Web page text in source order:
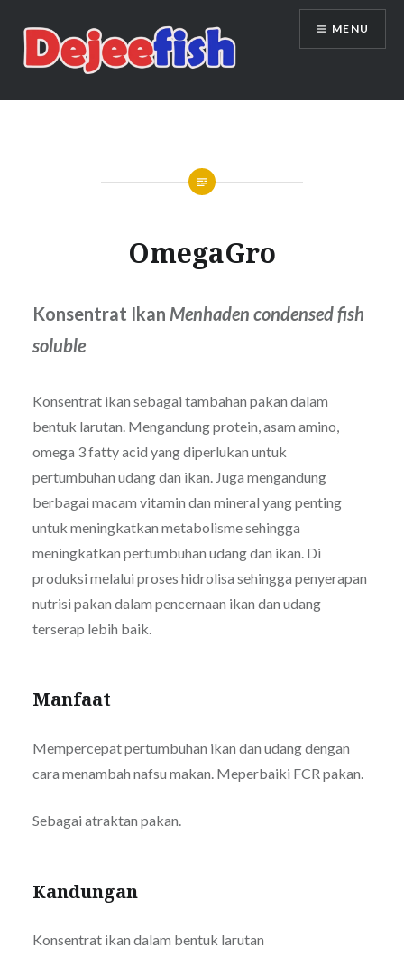
content
DEJEEFISH | PRODUSEN BENIH
MENU
OmegaGro
Konsentrat Ikan Menhaden condensed fish
soluble
Konsentrat ikan sebagai tambahan pakan dalam
bentuk larutan. Mengandung protein, asam amino,
omega 3 fatty acid yang diperlukan untuk
pertumbuhan udang dan ikan. Juga mengandung
berbagai macam vitamin dan mineral yang penting
untuk meningkatkan metabolisme sehingga
meningkatkan pertumbuhan udang dan ikan. Di
produksi melalui proses hidrolisa sehingga penyerapan
nutrisi pakan dalam pencernaan ikan dan udang
terserap lebih baik.
Manfaat
Mempercepat pertumbuhan ikan dan udang dengan
cara menambah nafsu makan. Meperbaiki FCR pakan.
Sebagai atraktan pakan.
Kandungan
Konsentrat ikan dalam bentuk larutan